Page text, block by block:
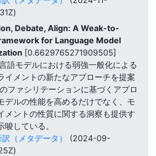
Debate, Align: A Weak-to-
for Language Model
[0.6629765271909505]
語モデルにおける弱強一般化による
イメントの新たなアプローチを提案
ファシリテーションに基づくアプロ
デルの性能を高めるだけでなく、モ
メントの性質に関する洞察も提供す
唆している。
（メタデータ）
(2024-09-